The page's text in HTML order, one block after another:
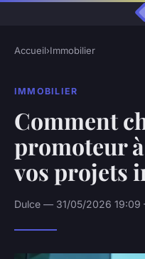
Accueil›Immobilier
IMMOBILIER
Comment
promoteur
vos projets
Dulce — 31/05/2026 19:09